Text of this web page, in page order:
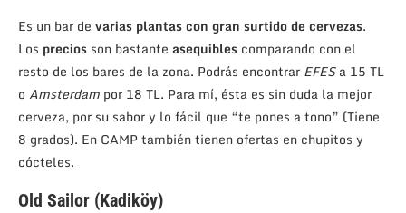
Es un bar de varias plantas con gran surtido de cervezas.
Los precios son bastante asequibles comparando con el
resto de los bares de la zona. Podrás encontrar EFESa 15 TL
o Amsterdam por 18 TL. Para mí, ésta es sin duda la mejor
cerveza, por su sabor y lo fácil que “te pones a tono” (Tiene
8 grados). En CAMP también tienen ofertas en chupitos y
cócteles.
Old Sailor (Kadiköy)